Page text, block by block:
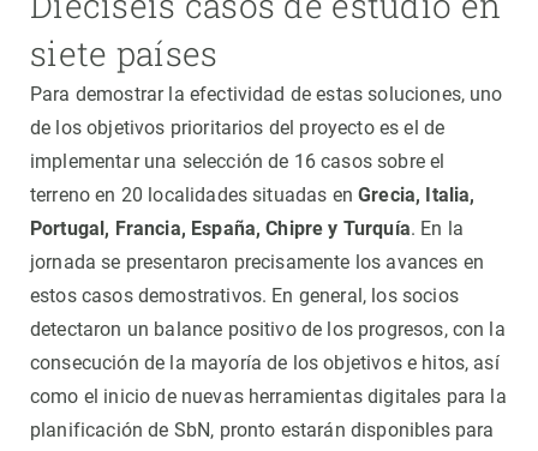
siete países
Para demostrar la efectividad de estas soluciones, uno
de los objetivos prioritarios del proyecto es el de
implementar una selección de 16 casos sobre el
terreno en 20 localidades situadas enGrecia, Italia,
Portugal, Francia, España, Chipre y Turquía. En la
jornada se presentaron precisamente los avances en
estos casos demostrativos. En general, los socios
detectaron un balance positivo de los progresos, con la
consecución de la mayoría de los objetivos e hitos, así
como el inicio de nuevas herramientas digitales para la
planificación de SbN, pronto estarán disponibles para